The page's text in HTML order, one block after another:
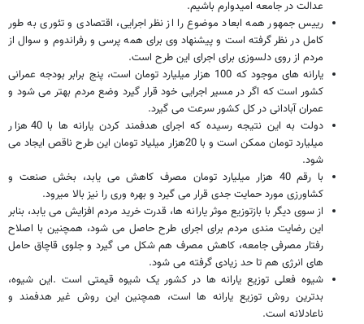
عدالت در جامعه امیدوارم باشیم.
رییس جمهور همه ابعاد موضوع را از نظر اجرایی، اقتصادی و تئوری به طور
کامل در نظر گرفته است و پیشنهاد وی برای همه پرسی و رفراندوم و سوال از
مردم از روی دلسوزی برای اجرای این طرح است.
یارانه های موجود که 100 هزار میلیارد تومان است، پنج برابر بودجه عمرانی
کشور است که اگر در مسیر اجرایی خود قرار گیرد وضع مردم بهتر می شود و
عمران آبادانی در کل کشور سرعت می گیرد.
دولت به این نتیجه رسیده که اجرای هدفمند کردن یارانه ها با 40 هزار
میلیارد تومان ممکن است و با 20هزار میلیاد تومان این طرح ناقص ایجاد می
شود.
با رقم 40 هزار میلیارد تومان مصرف کاهش می یابد، بخش صنعت و
کشاورزی مورد حمایت جدی قرار می گیرد و بهره وری را نیز بالا میرود.
از سوی دیگر با بازتوزیع موثر یارانه ها، قدرت خرید مردم افزایش می یابد، بنابر
این رضایت مندی مردم برای اجرای طرح حاصل می شود، همچنین با اصلاح
رفتار مصرفی جامعه، کاهش مصرف هم شکل می گیرد و جلوی قاچاق حامل
های انرژی هم تا حد زیادی گرفته می شود.
شیوه فعلی توزیع یارانه ها در کشور یک شیوه قیمتی است .این شیوه،
بدترین روش توزیع یارانه ها است، همچنین این روش غیر هدفمند و
ناعادلانه است.